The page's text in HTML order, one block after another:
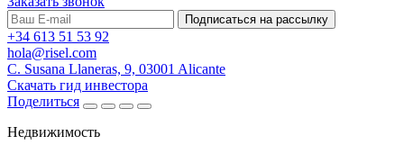
Подписаться на рассылку
+34 613 51 53 92
hola@risel.com
C. Susana Llaneras, 9, 03001 Alicante
Скачать гид инвестора
Поделиться
Недвижимость